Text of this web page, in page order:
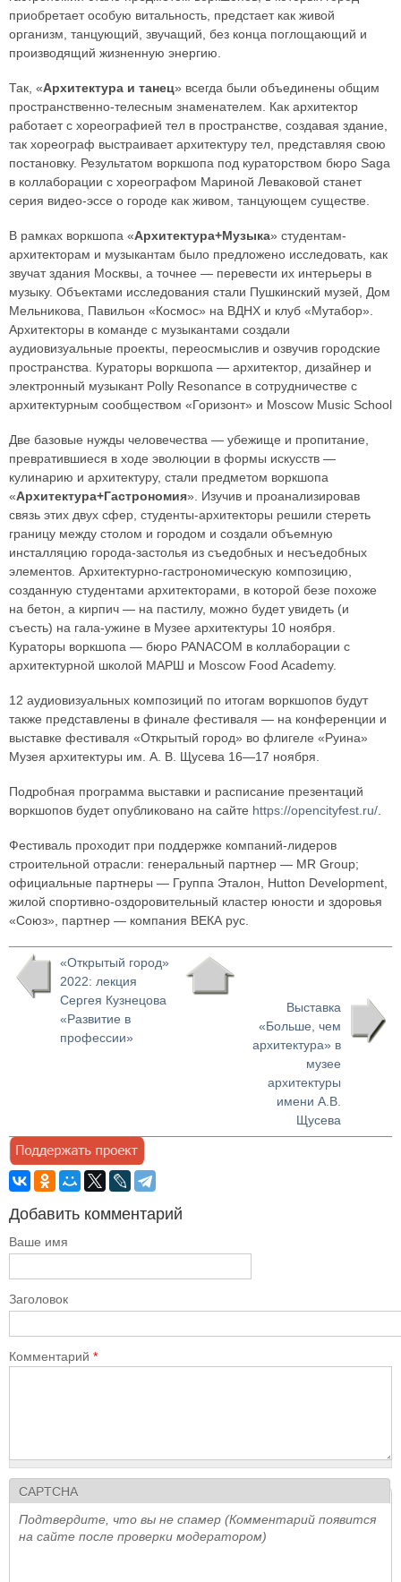
приобретает особую витальность, предстает как живой
организм, танцующий, звучащий, без конца поглощающий и
производящий жизненную энергию.
Так, «Архитектура и танец» всегда были объединены общим
пространственно-телесным знаменателем. Как архитектор
работает с хореографией тел в пространстве, создавая здание,
так хореограф выстраивает архитектуру тел, представляя свою
постановку. Результатом воркшопа под кураторством бюро Saga
в коллаборации с хореографом Мариной Леваковой станет
серия видео-эссе о городе как живом, танцующем существе.
В рамках воркшопа «Архитектура+Музыка» студентам-
архитекторам и музыкантам было предложено исследовать, как
звучат здания Москвы, а точнее — перевести их интерьеры в
музыку. Объектами исследования стали Пушкинский музей, Дом
Мельникова, Павильон «Космос» на ВДНХ и клуб «Мутабор».
Архитекторы в команде с музыкантами создали
аудиовизуальные проекты, переосмыслив и озвучив городские
пространства. Кураторы воркшопа — архитектор, дизайнер и
электронный музыкант Polly Resonance в сотрудничестве с
архитектурным сообществом «Горизонт» и Moscow Music School
Две базовые нужды человечества — убежище и пропитание,
превратившиеся в ходе эволюции в формы искусств —
кулинарию и архитектуру, стали предметом воркшопа
«Архитектура+Гастрономия». Изучив и проанализировав
связь этих двух сфер, студенты-архитекторы решили стереть
границу между столом и городом и создали объемную
инсталляцию города-застолья из съедобных и несъедобных
элементов. Архитектурно-гастрономическую композицию,
созданную студентами архитекторами, в которой безе похоже
на бетон, а кирпич — на пастилу, можно будет увидеть (и
съесть) на гала-ужине в Музее архитектуры 10 ноября.
Кураторы воркшопа — бюро PANACOM в коллаборации с
архитектурной школой МАРШ и Moscow Food Academy.
12 аудиовизуальных композиций по итогам воркшопов будут
также представлены в финале фестиваля — на конференции и
выставке фестиваля «Открытый город» во флигеле «Руина»
Музея архитектуры им. А. В. Щусева 16—17 ноября.
Подробная программа выставки и расписание презентаций
воркшопов будет опубликовано на сайте https://opencityfest.ru/
Фестиваль проходит при поддержке компаний-лидеров
строительной отрасли: генеральный партнер — MR Group;
официальные партнеры — Группа Эталон, Hutton Development,
жилой спортивно-оздоровительный кластер юности и здоровья
«Союз», партнер — компания ВЕКА рус.
«Открытый город»
2022: лекция
Сергея Кузнецова
«Развитие в
профессии»
Выставка
«Больше, чем
архитектура» в
музее
архитектуры
имени А.В.
Щусева
Добавить комментарий
Ваше имя
Заголовок
Комментарий *
CAPTCHA
Подтвердите, что вы не спамер (Комментарий появится
на сайте после проверки модератором)